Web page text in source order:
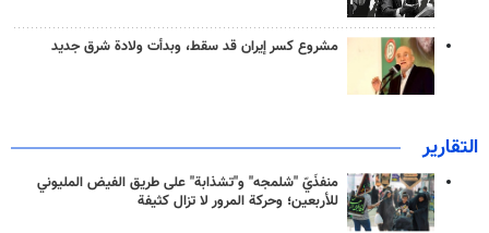
مشروع كسر إيران قد سقط، وبدأت ولادة شرق جديد
التقارير
منفذَيّ "شلمجه" و"تشذابة" على طريق الفيض المليوني
للأربعين؛ وحركة المرور لا تزال كثيفة